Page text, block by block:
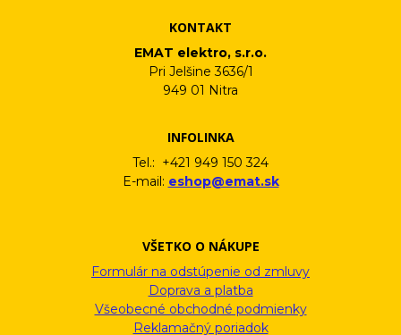
KONTAKT
EMAT elektro, s.r.o.
Pri Jelšine 3636/1
949 01 Nitra
INFOLINKA
Tel.: +421 949 150 324
E-mail: eshop@emat.sk
VŠETKO O NÁKUPE
Formulár na odstúpenie od zmluvy
Doprava a platba
Všeobecné obchodné podmienky
Reklamačný poriadok